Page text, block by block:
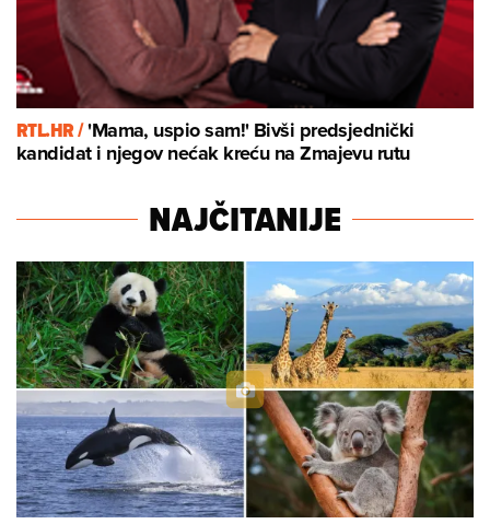
RTL.HR /'Mama, uspio sam!' Bivši predsjednički
kandidat i njegov nećak kreću na Zmajevu rutu
NAJČITANIJE